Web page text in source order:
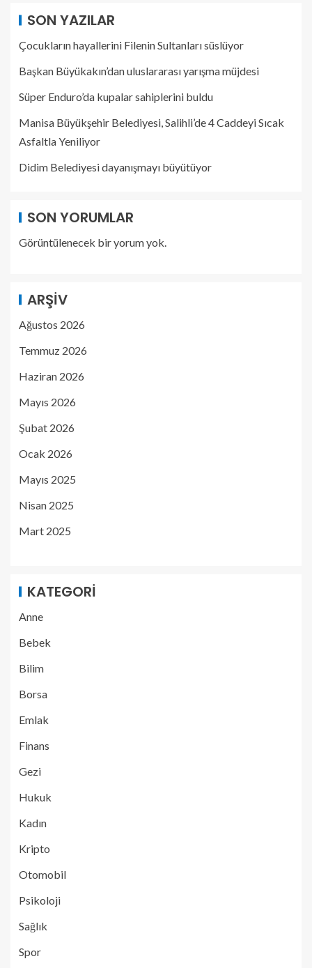
SON YAZILAR
Çocukların hayallerini Filenin Sultanları süslüyor
Başkan Büyükakın’dan uluslararası yarışma müjdesi
Süper Enduro’da kupalar sahiplerini buldu
Manisa Büyükşehir Belediyesi, Salihli’de 4 Caddeyi Sıcak
Asfaltla Yeniliyor
Didim Belediyesi dayanışmayı büyütüyor
SON YORUMLAR
Görüntülenecek bir yorum yok.
ARŞIV
Ağustos 2026
Temmuz 2026
Haziran 2026
Mayıs 2026
Şubat 2026
Ocak 2026
Mayıs 2025
Nisan 2025
Mart 2025
KATEGORI
Anne
Bebek
Bilim
Borsa
Emlak
Finans
Gezi
Hukuk
Kadın
Kripto
Otomobil
Psikoloji
Sağlık
Spor